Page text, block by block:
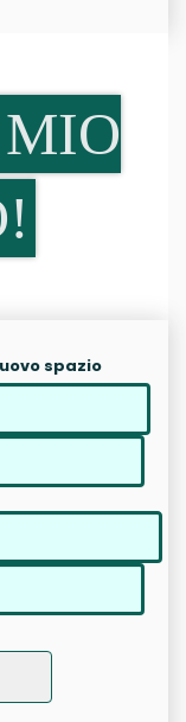
spazio